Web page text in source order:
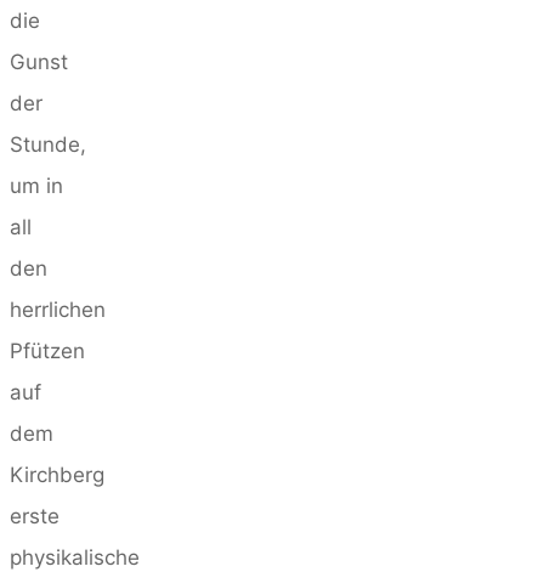
die
Gunst
der
Stunde,
um in
all
den
herrlichen
Pfützen
auf
dem
Kirchberg
erste
physikalische